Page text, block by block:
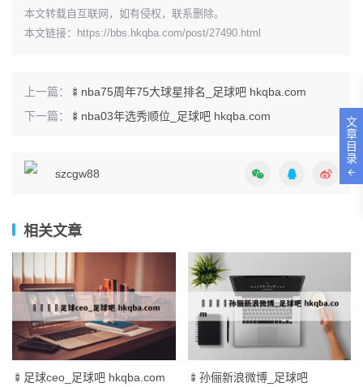
本文转载自互联网，如有侵权，联系删除。
本文链接： https://bbs.hkqba.com/post/27490.html
上一篇：
🍢nba75周年75大球星排名_足球吧 hkqba.com
下一篇：
🍢nba03年选秀顺位_足球吧 hkqba.com
szcgw88
相关文章
🍢足球ceo_足球吧 hkqba.com
🍢孙俪新浪微博_足球吧
文
章
目
录